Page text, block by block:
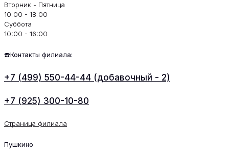
Вторник - Пятница
10:00 - 18:00
Суббота
10:00 - 16:00
☎️Контакты филиала:
+7 (499) 550-44-44 (добавочный - 2)
+7 (925) 300-10-80
Страница филиала
Пушкино